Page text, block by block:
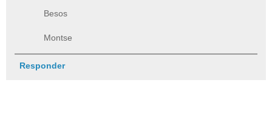
Besos
Montse
Responder